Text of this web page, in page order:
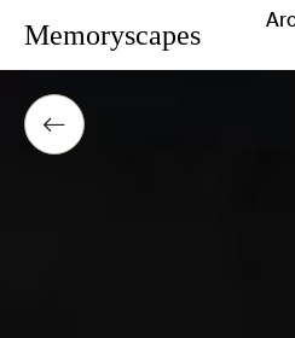
Memoryscapes